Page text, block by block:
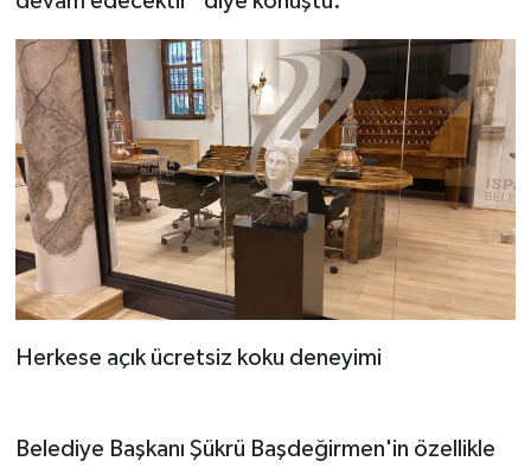
Herkese açık ücretsiz koku deneyimi
Belediye Başkanı Şükrü Başdeğirmen'in özellikle